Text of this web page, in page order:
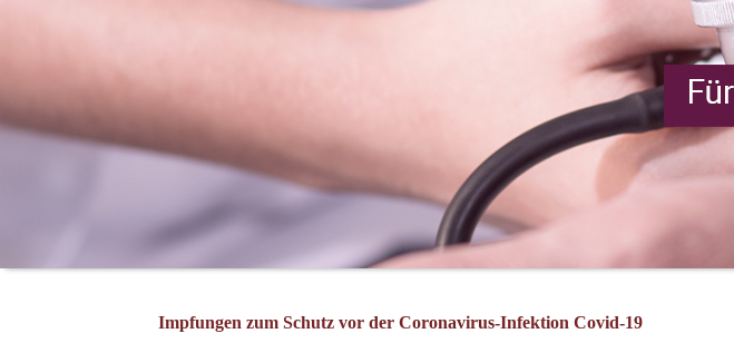
Impfungen zum Schutz vor der Coronavirus-Infektion Covid-19